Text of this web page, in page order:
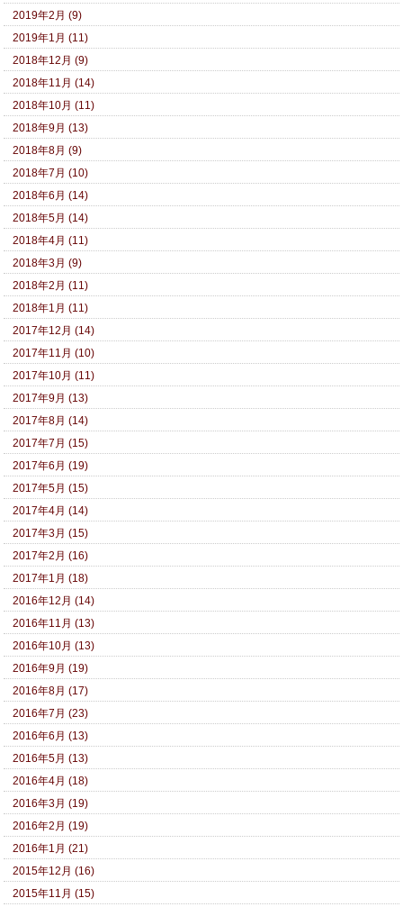
2019年2月 (9)
2019年1月 (11)
2018年12月 (9)
2018年11月 (14)
2018年10月 (11)
2018年9月 (13)
2018年8月 (9)
2018年7月 (10)
2018年6月 (14)
2018年5月 (14)
2018年4月 (11)
2018年3月 (9)
2018年2月 (11)
2018年1月 (11)
2017年12月 (14)
2017年11月 (10)
2017年10月 (11)
2017年9月 (13)
2017年8月 (14)
2017年7月 (15)
2017年6月 (19)
2017年5月 (15)
2017年4月 (14)
2017年3月 (15)
2017年2月 (16)
2017年1月 (18)
2016年12月 (14)
2016年11月 (13)
2016年10月 (13)
2016年9月 (19)
2016年8月 (17)
2016年7月 (23)
2016年6月 (13)
2016年5月 (13)
2016年4月 (18)
2016年3月 (19)
2016年2月 (19)
2016年1月 (21)
2015年12月 (16)
2015年11月 (15)